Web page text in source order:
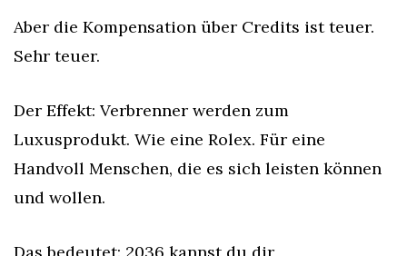
Aber die Kompensation über Credits ist teuer.
Sehr teuer.
Der Effekt: Verbrenner werden zum
Luxusprodukt. Wie eine Rolex. Für eine
Handvoll Menschen, die es sich leisten können
und wollen.